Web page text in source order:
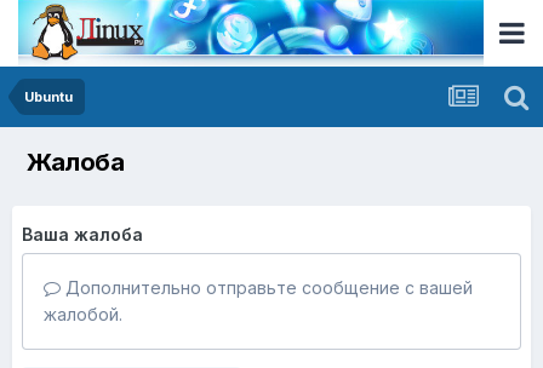
Ubuntu
Жалоба
Ваша жалоба
Дополнительно отправьте сообщение с вашей
жалобой.